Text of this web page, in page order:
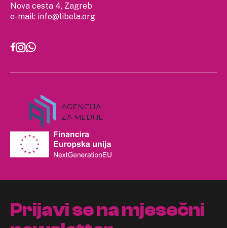
Nova cesta 4, Zagreb
e-mail: info@libela.org
Prijavi se na mjesečni